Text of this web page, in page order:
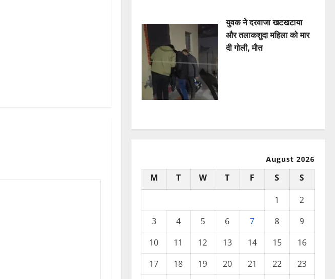
युवक ने दरवाजा खटखटाया
और तलाकशुदा महिला को मार
दी गोली, माैत
August 2026
M T W T F S
S
1
2
3
4 5 6 7 8
9
10
11 12 13 14 15
16
17
18 19 20 21 22
23